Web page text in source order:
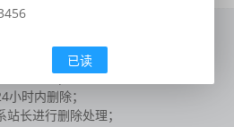
，注意鉴别；
时内删除；
长进行删除处理；
已读